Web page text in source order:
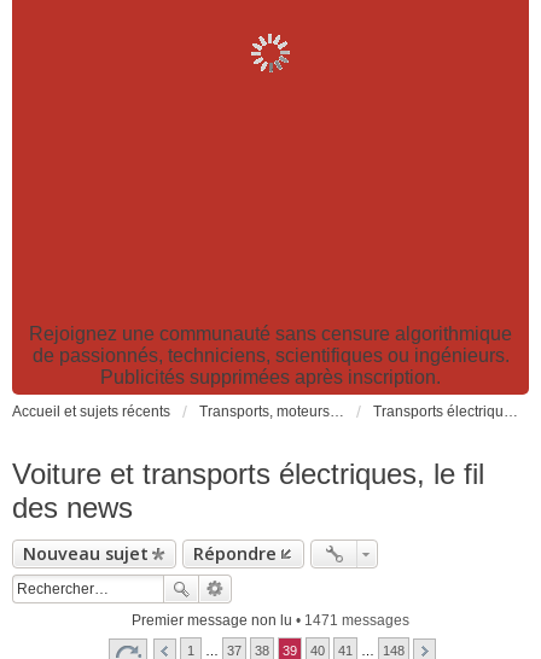
Rejoignez une communauté sans censure algorithmique
de passionnés, techniciens, scientifiques ou ingénieurs.
Publicités supprimées après inscription.
Accueil et sujets récents Transports, moteurs et pollution : nouveaux moteurs, transports électriques et innovations technologiques Transports électriques: voitures, vélos, transports collectifs, avions...
Voiture et transports électriques, le fil
des news
Nouveau sujet Répondre
Premier message non lu • 1471 messages
1 37 38 39 40 41 148